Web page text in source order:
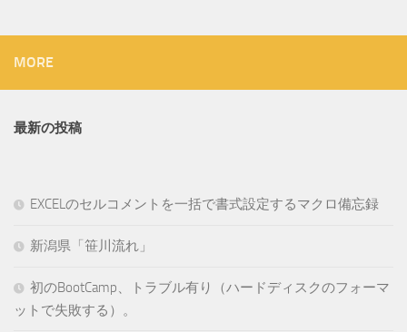
MORE
最新の投稿
EXCELのセルコメントを一括で書式設定するマクロ備忘録
新潟県「笹川流れ」
初のBootCamp、トラブル有り（ハードディスクのフォーマ
ットで失敗する）。